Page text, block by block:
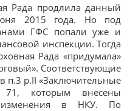
Рада продлила данный
2015 года. Но под
ГФС попали уже и
инспекции. Тогда
Рада «придумала»
Соответствующие
п.3 р.II «Заключительные
которым внесены
изменения в НКУ. По